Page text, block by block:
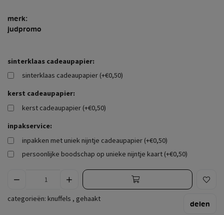
merk:
judpromo
sinterklaas cadeaupapier:
sinterklaas cadeaupapier (+€0,50)
kerst cadeaupapier:
kerst cadeaupapier (+€0,50)
inpakservice:
inpakken met uniek nijntje cadeaupapier (+€0,50)
persoonlijke boodschap op unieke nijntje kaart (+€0,50)
categorieën: knuffels , gehaakt
delen